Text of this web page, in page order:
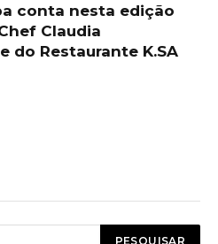
conta nesta edição
Claudia
do Restaurante K.SA